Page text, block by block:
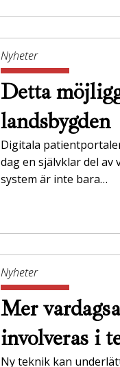
Nyheter
Detta
landsbygden
Digitala
dag en självklar del
system är inte bara…
Nyheter
Mer
involveras i
Ny teknik kan